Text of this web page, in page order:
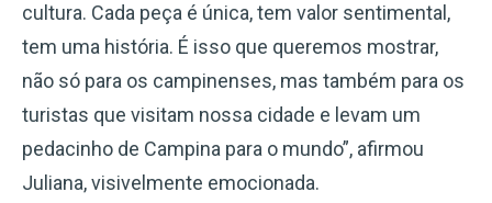
cultura. Cada peça é única, tem valor sentimental,
tem uma história. É isso que queremos mostrar,
não só para os campinenses, mas também para os
turistas que visitam nossa cidade e levam um
pedacinho de Campina para o mundo”, afirmou
Juliana, visivelmente emocionada.